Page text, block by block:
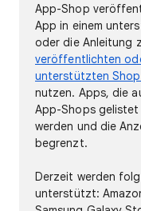
App-Shop
App in einem
oder die Anleitung
veröffentlichten
unterstützten
nutzen. Apps, die
App-Shops
werden und die
begrenzt.
Derzeit werden
unterstützt: